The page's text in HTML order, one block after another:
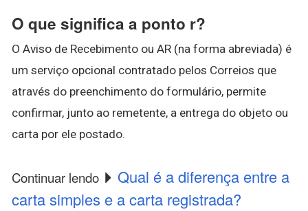
O que significa a ponto r?
O Aviso de Recebimento ou AR (na forma abreviada) é
um serviço opcional contratado pelos Correios que
através do preenchimento do formulário, permite
confirmar, junto ao remetente, a entrega do objeto ou
carta por ele postado.
Continuar lendo
Qual é a diferença entre a
carta simples e a carta registrada?